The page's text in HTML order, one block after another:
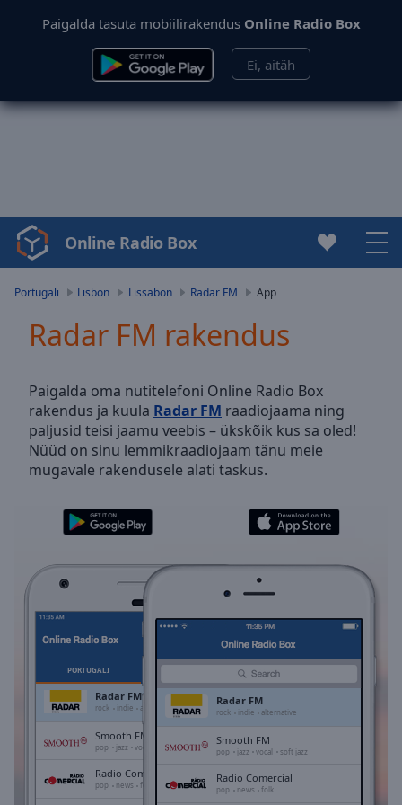
Paigalda tasuta mobiilirakendus Online Radio Box
Ei, aitäh
Video
Player
Video
Skip
Backward
Skip
Forward
Mute
Current
Duration-:-
0.00%
Stream
TypeLIVE
LIVE
Remaining
Online Radio Box
Portugali Lisbon Lissabon Radar FM App
Radar FM rakendus
Paigalda oma nutitelefoni Online Radio Box
rakendus ja kuula Radar FM raadiojaama ning
paljusid teisi jaamu veebis – ükskõik kus sa oled!
Nüüd on sinu lemmikraadiojaam tänu meie
mugavale rakendusele alati taskus.
PORTUGALI
Radar FM
rock indie alternative
Smooth FM
pop jazz vocal soft jazz
Radio Comercial
pop news folk
Radar FM
rock indie alternative
Smooth FM
pop jazz vocal soft jazz
Radio Comercial
pop news folk